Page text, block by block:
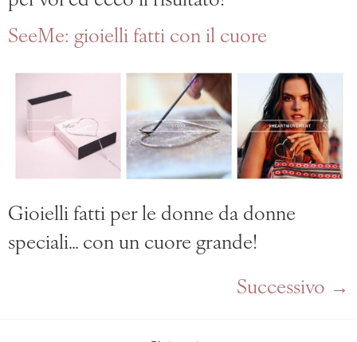
SeeMe: gioielli fatti con il cuore
Gioielli fatti per le donne da donne
speciali… con un cuore grande!
Successivo →